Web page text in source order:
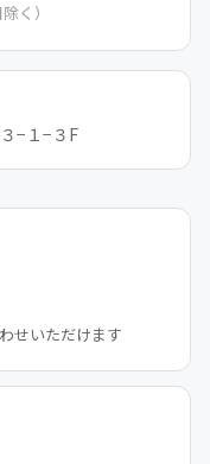
く）
−１−３F
せいただけます